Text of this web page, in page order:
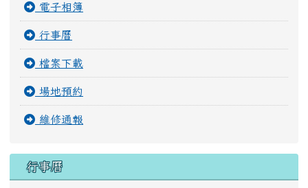
電子相簿
行事曆
檔案下載
場地預約
維修通報
行事曆